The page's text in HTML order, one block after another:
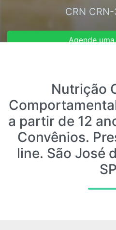
CRN CRN-
Agende
Nutrição
a partir de 12
Convênios.
line. São José
SP